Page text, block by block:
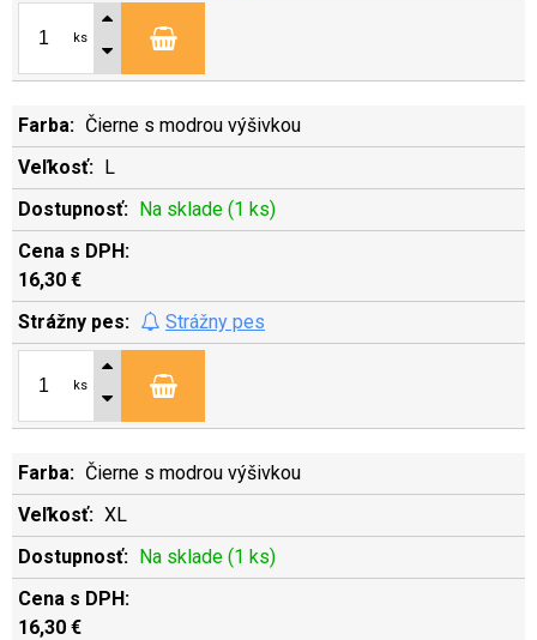
ks
Čierne s modrou výšivkou
L
Na sklade (1 ks)
16,30 €
Strážny pes
ks
Čierne s modrou výšivkou
XL
Na sklade (1 ks)
16,30 €